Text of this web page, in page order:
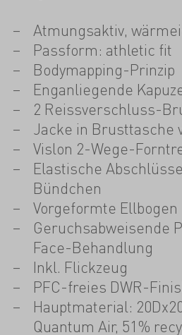
Atmungsaktiv,
Passform: athletic fit
Bodymapping-Prinzip
Enganliegende
2 Reissverschluss-
Jacke in Brusttasche
Vislon 2-Wege-
Elastische
Bündchen
Vorgeformte Ellbogen
Geruchsabweisende
Face-Behandlung
Inkl. Flickzeug
PFC-freies DWR-
Hauptmaterial:
Quantum Air, 51%